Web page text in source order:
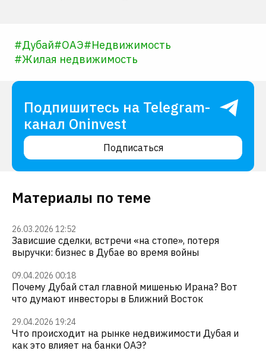
#Дубай#ОАЭ#Недвижимость
#Жилая недвижимость
Подпишитесь на Telegram-
канал Oninvest
Подписаться
Материалы по теме
26.03.2026 12:52
Зависшие сделки, встречи «на стопе», потеря
выручки: бизнес в Дубае во время войны
09.04.2026 00:18
Почему Дубай стал главной мишенью Ирана? Вот
что думают инвесторы в Ближний Восток
29.04.2026 19:24
Что происходит на рынке недвижимости Дубая и
как это влияет на банки ОАЭ?